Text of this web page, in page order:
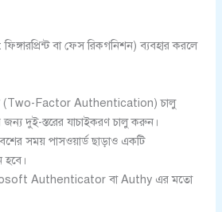
ফিঙ্গারপ্রিন্ট বা ফেস রিকগনিশন) ব্যবহার করলে
(Two-Factor Authentication) চালু
দুই-স্তরের যাচাইকরণ চালু করুন।
সময় পাসওয়ার্ড ছাড়াও একটি
Authenticator বা Authy এর মতো